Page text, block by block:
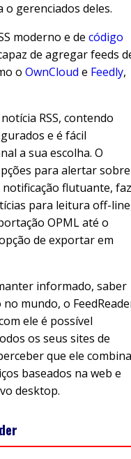
gerenciados deles.
moderno e de código
de agregar feeds
o OwnCloud e Feedly,
RSS, contendo
e é fácil
a sua escolha. O
para alertar sobre
flutuante, faz
para leitura off-
OPML até o
de exportar em
informado, saber
mundo, o
ele é possível
os seus sites de
que ele combina
baseados na web e
desktop.